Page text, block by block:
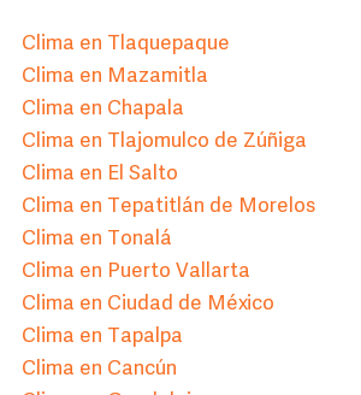
Clima en Tlaquepaque
Clima en Mazamitla
Clima en Chapala
Clima en Tlajomulco de Zúñiga
Clima en El Salto
Clima en Tepatitlán de Morelos
Clima en Tonalá
Clima en Puerto Vallarta
Clima en Ciudad de México
Clima en Tapalpa
Clima en Cancún